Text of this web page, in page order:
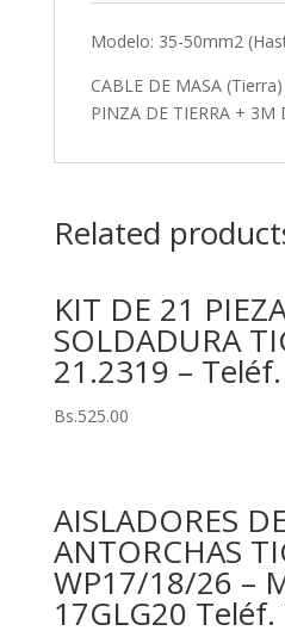
Modelo: 35-50mm2
CABLE DE MASA
PINZA DE TIERRA + 3M
Related
KIT DE 21
SOLDADURA
21.2319 –
Bs.525.00
AISLADORES
ANTORCHAS
WP17/18/26 –
17GLG20